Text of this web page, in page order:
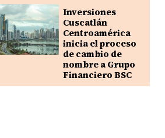
Inversiones
Cuscatlán
Centroamérica
inicia el proceso
de cambio de
nombre a Grupo
Financiero BSC